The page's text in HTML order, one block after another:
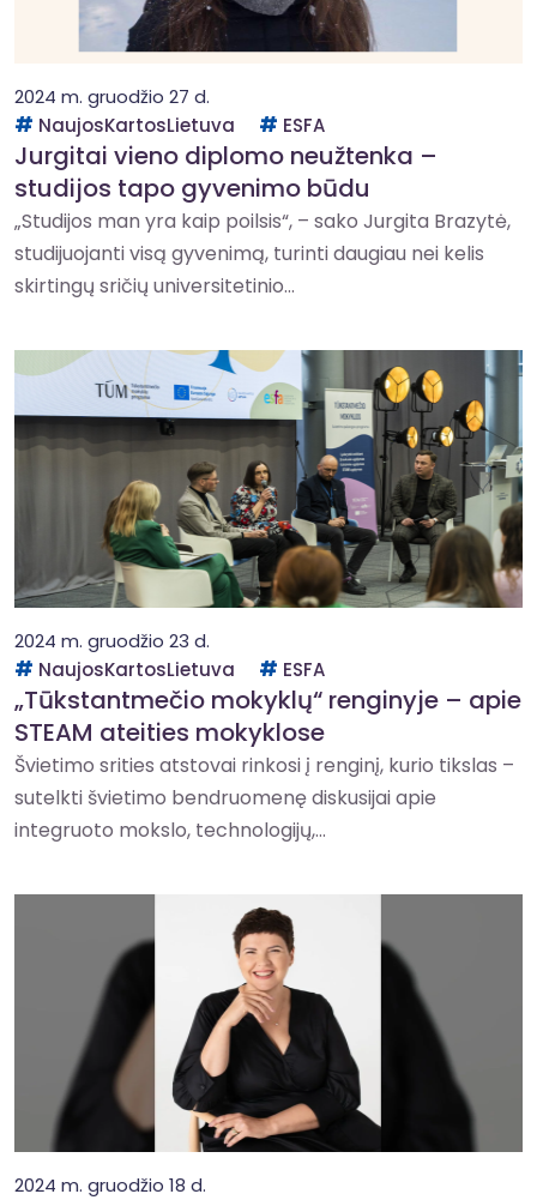
2024 m. gruodžio 27 d.
NaujosKartosLietuva
ESFA
Jurgitai vieno diplomo neužtenka –
studijos tapo gyvenimo būdu
„Studijos man yra kaip poilsis“, – sako Jurgita Brazytė,
studijuojanti visą gyvenimą, turinti daugiau nei kelis
skirtingų sričių universitetinio...
2024 m. gruodžio 23 d.
NaujosKartosLietuva
ESFA
„Tūkstantmečio mokyklų“ renginyje – apie
STEAM ateities mokyklose
Švietimo srities atstovai rinkosi į renginį, kurio tikslas –
sutelkti švietimo bendruomenę diskusijai apie
integruoto mokslo, technologijų,...
2024 m. gruodžio 18 d.